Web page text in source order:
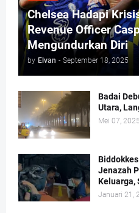
Chelsea Hadapi
Revenue Officer
Mengundurkan Diri
by Elvan - September 18, 2025
Badai
Utara,
Mei 07, 2025
Jenazah
Keluarga,
Januari 21,